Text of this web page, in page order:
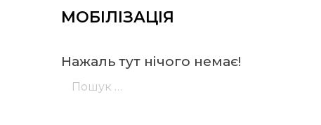
МОБІЛІЗАЦІЯ
Нажаль тут нічого немає!